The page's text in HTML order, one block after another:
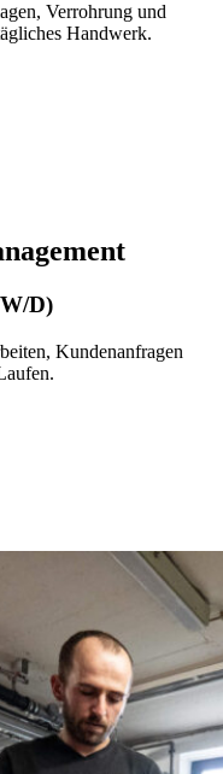
Verrohrung und
Handwerk.
D)
Kundenanfragen